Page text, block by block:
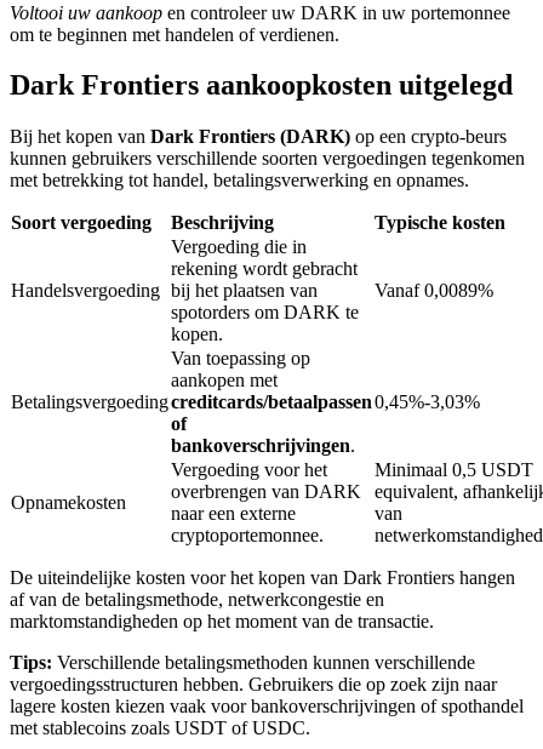
BTR-vergrendelingen
Door crypto ondersteunde leenservice
Auto Invest
Voltooi uw aankoop en controleer uw DARK in uw portemonnee
om te beginnen met handelen of verdienen.
Dark Frontiers aankoopkosten uitgelegd
Bij het kopen van Dark Frontiers (DARK) op een crypto-beurs
kunnen gebruikers verschillende soorten vergoedingen tegenkomen
met betrekking tot handel, betalingsverwerking en opnames.
Soort vergoeding Beschrijving Typische kosten
Handelsvergoeding
Vergoeding die in
rekening wordt gebracht
bij het plaatsen van
spotorders om DARK te
kopen.
Vanaf 0,0089%
Betalingsvergoeding
Van toepassing op
aankopen met
creditcards/betaalpassen
of
bankoverschrijvingen.
0,45%-3,03%
Opnamekosten
Vergoeding voor het
overbrengen van DARK
naar een externe
cryptoportemonnee.
Minimaal 0,5 USDT
equivalent,
van
De uiteindelijke kosten voor het kopen van Dark Frontiers hangen
af van de betalingsmethode, netwerkcongestie en
marktomstandigheden op het moment van de transactie.
Tips: Verschillende betalingsmethoden kunnen verschillende
vergoedingsstructuren hebben. Gebruikers die op zoek zijn naar
lagere kosten kiezen vaak voor bankoverschrijvingen of spothandel
met stablecoins zoals USDT of USDC.